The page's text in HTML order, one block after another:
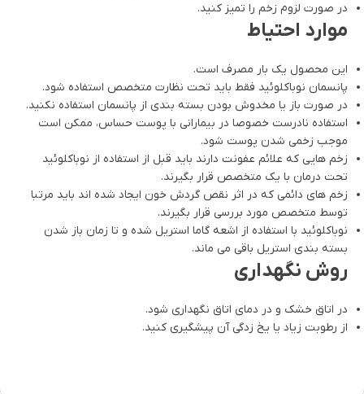
در صورت لزوم زخم را تمیز کنید.
موارد احتیاط
این محصول یک بار مصرف است.
پانسمان نوباکلوئید فقط باید تحت نظارت متخصص استفاده شود.
در صورت باز یا مخدوش بودن بسته بندی از پانسمان استفاده نکنید.
استفاده نادرست خصوصا در بیمارانی با پوست حساس، ممکن است
موجب زخمی شدن پوست شود.
زخم هایی که علائم عفونت دارند باید قبل از استفاده از نوباکلوئید
تحت درمان با یک متخصص قرار بگیرند.
زخم های دائمی که در اثر نقص گردش خون ایجاد شده اند باید مرتبا
توسط متخصص مورد بررسی قرار بگیرند.
نوباکلوئید با استفاده از اشعه گاما استریل شده و تا زمان باز شدن
بسته بندی استریل باقی می ماند.
روش نگهداری
در اتاق خشک و در دمای اتاق نگهداری شود.
از رطوبت زیاد یا یخ زدگی آن پیشگیری کنید.